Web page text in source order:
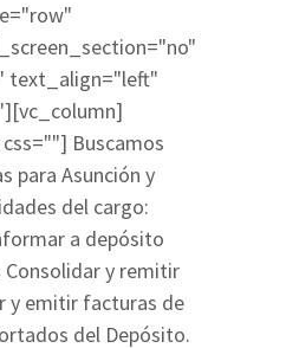
text_align="left"
Buscamos
para Asunción y
del cargo:
a depósito
y remitir
y emitir facturas de
del Depósito.